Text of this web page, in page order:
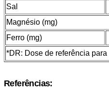
Sal
Magnésio (mg)
Ferro (mg)
*DR: Dose de referência
Referências: